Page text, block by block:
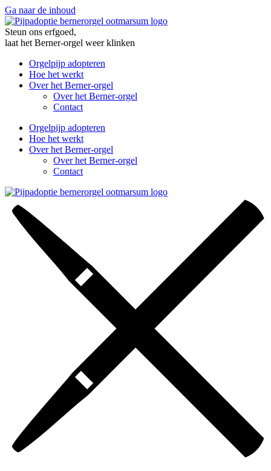
Ga naar de inhoud
Steun ons erfgoed,
laat het Berner-orgel weer klinken
Orgelpijp adopteren
Hoe het werkt
Over het Berner-orgel
Over het Berner-orgel
Contact
Orgelpijp adopteren
Hoe het werkt
Over het Berner-orgel
Over het Berner-orgel
Contact